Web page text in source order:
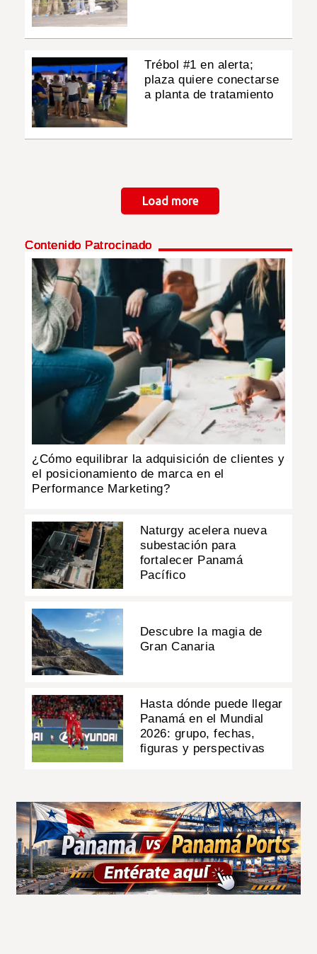
Trébol #1 en alerta;
plaza quiere conectarse
a planta de tratamiento
Load more
Contenido Patrocinado
¿Cómo equilibrar la adquisición de clientes y
el posicionamiento de marca en el
Performance Marketing?
Naturgy acelera nueva
subestación para
fortalecer Panamá
Pacífico
Descubre la magia de
Gran Canaria
Hasta dónde puede llegar
Panamá en el Mundial
2026: grupo, fechas,
figuras y perspectivas